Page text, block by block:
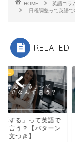
HOME
英語コラ
日程調整って英語
RELATED
ラム
応する」って英語で
て言う？【パターン
文つき】